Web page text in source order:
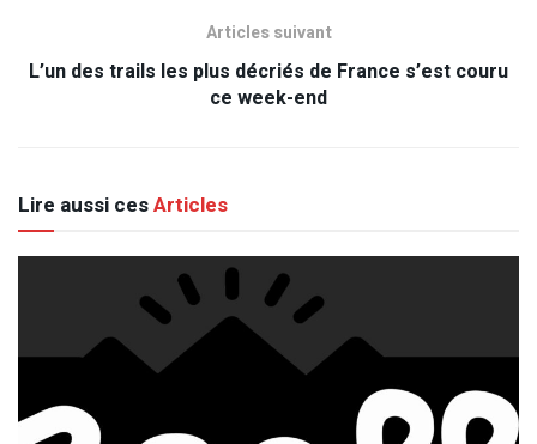
Articles suivant
L’un des trails les plus décriés de France s’est couru
ce week-end
Lire aussi cesArticles